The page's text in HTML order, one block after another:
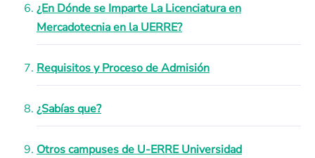
¿En Dónde se Imparte La Licenciatura en
Mercadotecnia en la UERRE?
Requisitos y Proceso de Admisión
¿Sabías que?
Otros campuses de U-ERRE Universidad